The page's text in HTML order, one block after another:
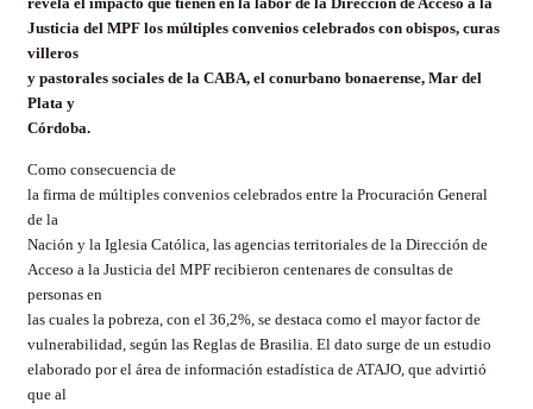
Justicia del MPF los múltiples convenios celebrados con obispos, curas
villeros
y pastorales sociales de la CABA, el conurbano bonaerense, Mar del
Plata y
Córdoba.
Como consecuencia de
la firma de múltiples convenios celebrados entre la Procuración General
de la
Nación y la Iglesia Católica, las agencias territoriales de la Dirección de
Acceso a la Justicia del MPF recibieron centenares de consultas de
personas en
las cuales la pobreza, con el 36,2%, se destaca como el mayor factor de
vulnerabilidad, según las Reglas de Brasilia. El dato surge de un estudio
elaborado por el área de información estadística de ATAJO, que advirtió
que al